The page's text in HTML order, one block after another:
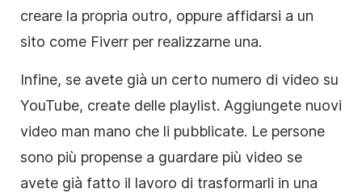
creare la propria outro, oppure affidarsi a un
sito come Fiverr per realizzarne una.
Infine, se avete già un certo numero di video su
YouTube, create delle playlist. Aggiungete nuovi
video man mano che li pubblicate. Le persone
sono più propense a guardare più video se
avete già fatto il lavoro di trasformarli in una